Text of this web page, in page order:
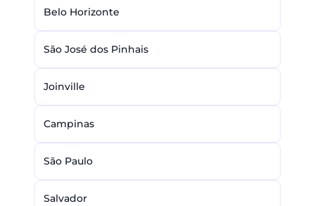
Belo Horizonte
São José dos Pinhais
Joinville
Campinas
São Paulo
Salvador